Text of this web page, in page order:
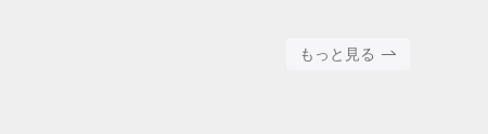
もっと見る